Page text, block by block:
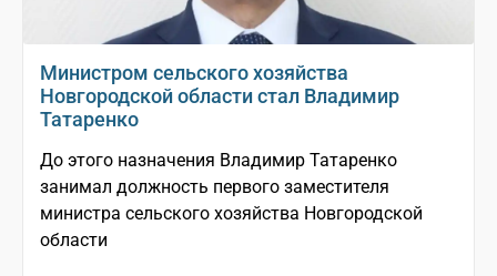
Министром сельского хозяйства
Новгородской области стал Владимир
Татаренко
До этого назначения Владимир Татаренко
занимал должность первого заместителя
министра сельского хозяйства Новгородской
области